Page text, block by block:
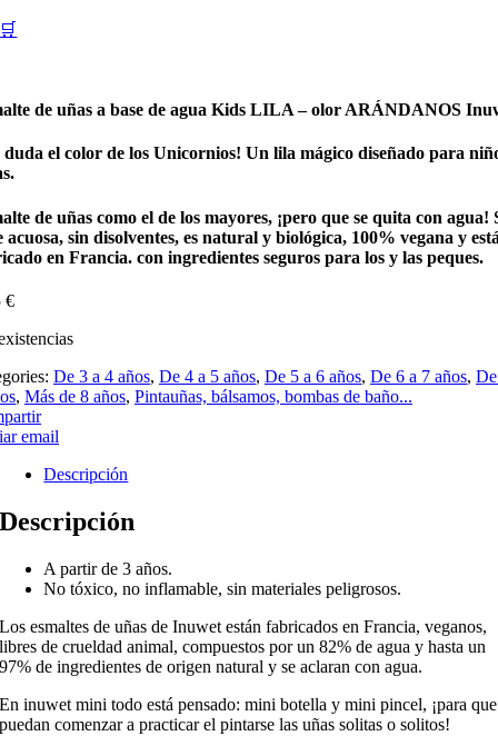
🛒
de uñas a base de agua Kids LILA – olor ARÁNDANOS
duda el color de los Unicornios! Un lila mágico diseñado para
de uñas como el de los mayores, ¡pero que se quita con agua!
acuosa, sin disolventes, es natural y biológica, 100% vegana y
en Francia. con ingredientes seguros para los y las peques.
€
De 3 a 4 años, De 4 a 5 años, De 5 a 6 años, De 6 a 7 años,
, Más de 8 años, Pintauñas, bálsamos, bombas de baño...
email
Descripción
Descripción
A partir de 3 años.
No tóxico, no inflamable, sin materiales peligrosos.
Los esmaltes de uñas de Inuwet están fabricados en Francia, veganos,
libres de crueldad animal, compuestos por un 82% de agua y hasta un
97% de ingredientes de origen natural y se aclaran con agua.
En inuwet mini todo está pensado: mini botella y mini pincel, ¡para que
puedan comenzar a practicar el pintarse las uñas solitas o solitos!